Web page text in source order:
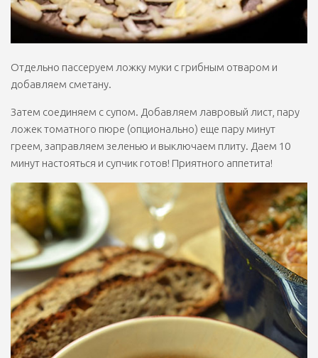
Отдельно пассеруем ложку муки с грибным отваром и
добавляем сметану.
Затем соединяем с супом. Добавляем лавровый лист, пару
ложек томатного пюре (опционально) еще пару минут
греем, заправляем зеленью и выключаем плиту. Даем 10
минут настояться и супчик готов! Приятного аппетита!